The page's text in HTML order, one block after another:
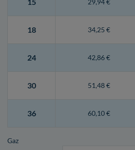
29,94 €
18 34,25 €
24 42,86 €
30 51,48 €
36 60,10 €
Gaz